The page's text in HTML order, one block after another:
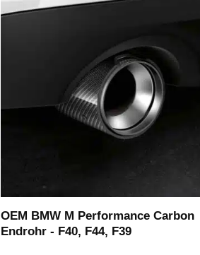
OEM BMW M Performance Carbon
Endrohr - F40, F44, F39